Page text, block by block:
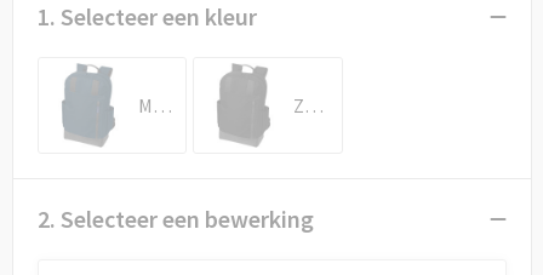
Autotassen
Draagtassen
1. Selecteer een kleur
Marineblauw/Zwart Zwart
2. Selecteer een bewerking